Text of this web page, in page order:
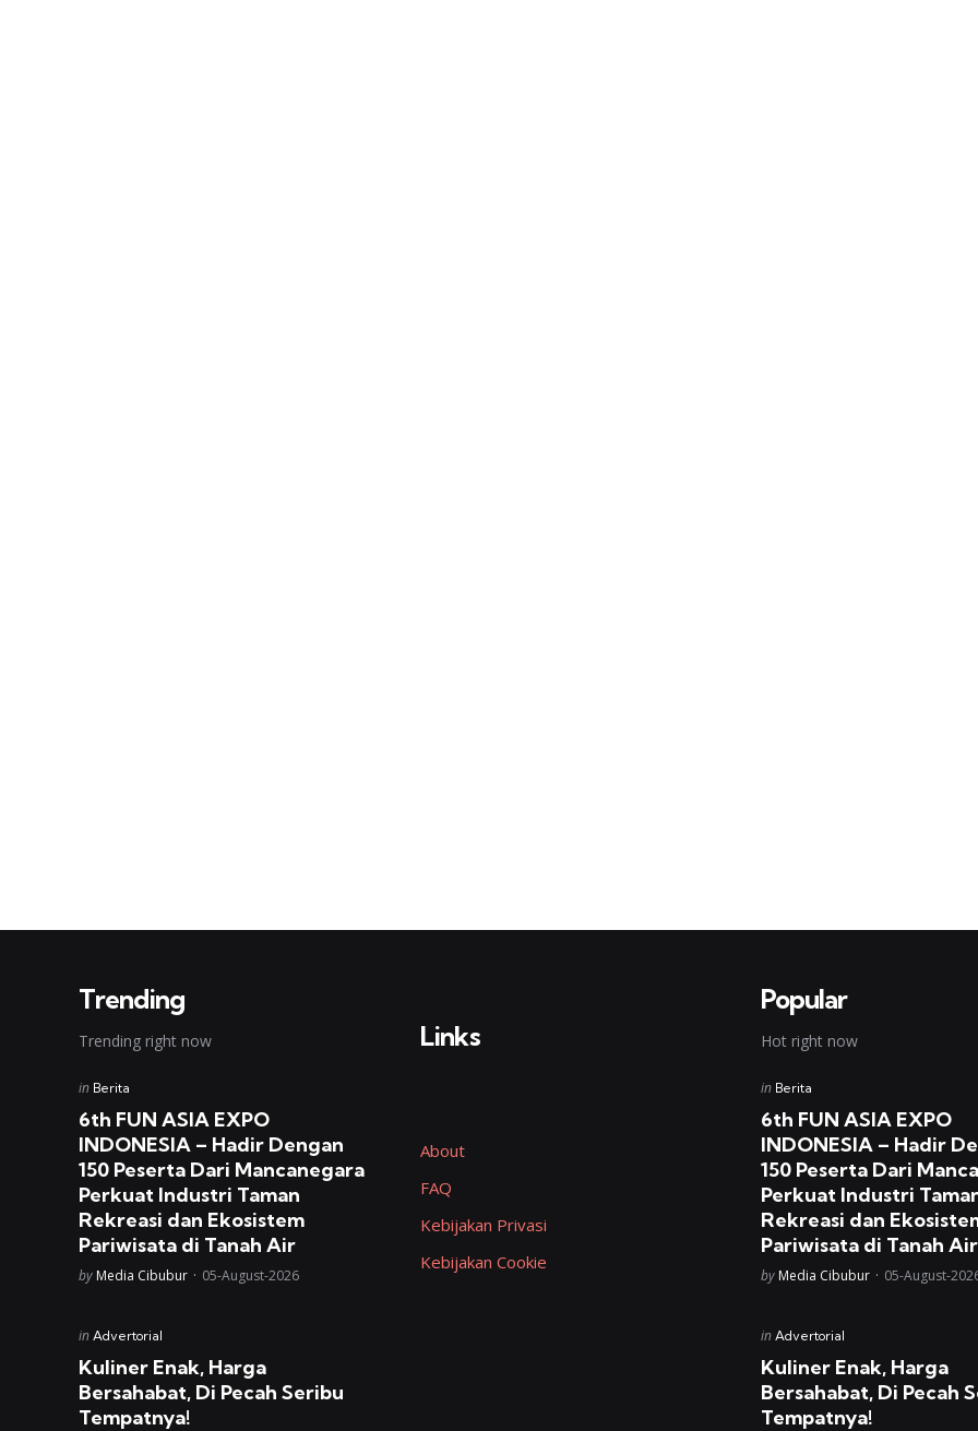
Trending
Trending right now
Posted
in Berita
6th FUN ASIA EXPO
INDONESIA – Hadir Dengan
150 Peserta Dari Mancanegara
Perkuat Industri Taman
Rekreasi dan Ekosistem
Pariwisata di Tanah Air
Posted
by Media Cibubur 05-August-2026
Posted
in Advertorial
Kuliner Enak, Harga
Bersahabat, Di Pecah Seribu
Tempatnya!
Links
About
FAQ
Kebijakan Privasi
Kebijakan Cookie
Popular
Hot right now
Posted
in Berita
6th FUN ASIA EXPO
INDONESIA – Hadir
150 Peserta Dari
Perkuat Industri
Rekreasi dan
Pariwisata di Tanah Air
Posted
by Media Cibubur 05-August-
Posted
in Advertorial
Kuliner Enak, Harga
Bersahabat, Di Pecah
Tempatnya!